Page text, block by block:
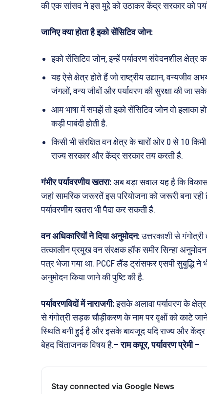
की एक सांसद ने इस मुद्दे को उठाकर केंद्र सरकार को
जानिए क्या होता है इको सेंसिटिव जोन:
इको सेंसिटिव जोन, इन्हें पर्यावरण संवेदनशील क्षेत्र
यह ऐसे क्षेत्र होते हैं जो राष्ट्रीय उद्यान, वन्यजीव
जंगलों, वन्य जीवों और पर्यावरण की सुरक्षा की जा
आम भाषा में समझें तो इको सेंसिटिव जोन वो इलाका
कड़ी पाबंदी होती है.
किसी भी संरक्षित वन क्षेत्र के चारों ओर 0 से 10
राज्य सरकार और केंद्र सरकार तय करती है.
गंभीर पर्यावरणीय खतरा:अब बड़ा सवाल यह है कि
जहां सामरिक जरूरतें इस परियोजना को जरूरी बना रही
पर्यावरणीय खतरा भी पैदा कर सकती है.
वन अधिकारियों ने दिया अनुमोदन:उत्तरकाशी से
तत्कालीन प्रमुख वन संरक्षक हॉफ समीर सिन्हा
पत्र भेजा गया था. PCCF लैंड ट्रांसफर एसपी सुबुद्धि
अनुमोदन किया जाने की पुष्टि की है.
पर्यावरणविदों में नाराजगी:इसके अलावा पर्यावरण के
से गंगोत्री सड़क चौड़ीकरण के नाम पर वृक्षों को काटे
स्थिति बनी हुई है और इसके बावजूद यदि राज्य और
बेहद चिंताजनक विषय है.– राम कपूर, पर्यावरण प्रेमी –
Stay connected via Google News